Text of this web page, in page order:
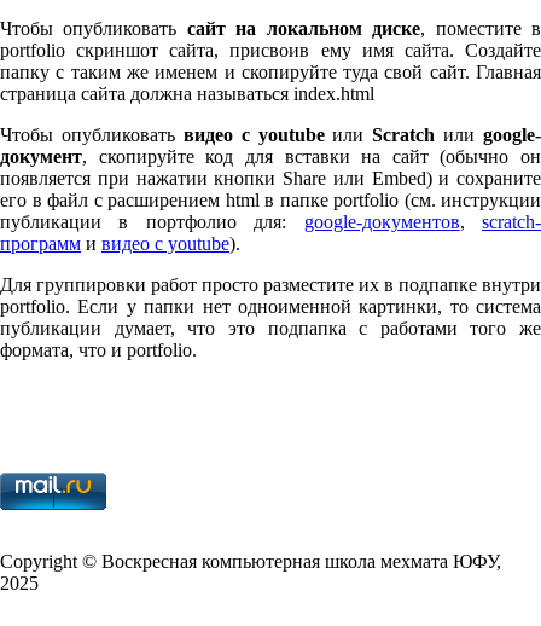
Чтобы опубликовать сайт на локальном диске, поместите в
port­fo­lio скриншот сайта, присвоив ему имя сайта. Создайте
папку с таким же именем и скопируйте туда свой сайт. Главная
страница сайта должна называться index.html
Чтобы опубликовать видео с youtubeилиScratch или google-
документ, скопируйте код для вставки на сайт (обычно он
появляется при нажатии кнопки Share или Embed) и сохраните
его в файл с расширением html в папке port­fo­lio (см. инструкции
публикации в портфолио для: google-документов,scratch-
программ и видео с youtube).
Для группировки работ просто разместите их в подпапке внутри
port­fo­lio. Если у папки нет одноименной картинки, то система
публикации думает, что это подпапка с работами того же
формата, что и port­fo­lio.
Copy­right © Воскресная компьютерная школа мехмата ЮФУ,
2025